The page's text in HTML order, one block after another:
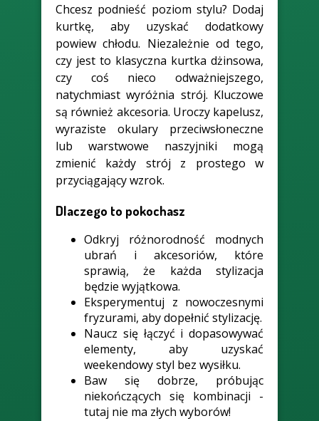
Chcesz podnieść poziom stylu? Dodaj
kurtkę, aby uzyskać dodatkowy
powiew chłodu. Niezależnie od tego,
czy jest to klasyczna kurtka dżinsowa,
czy coś nieco odważniejszego,
natychmiast wyróżnia strój. Kluczowe
są również akcesoria. Uroczy kapelusz,
wyraziste okulary przeciwsłoneczne
lub warstwowe naszyjniki mogą
zmienić każdy strój z prostego w
przyciągający wzrok.
Dlaczego to pokochasz
Odkryj różnorodność modnych
ubrań i akcesoriów, które
sprawią, że każda stylizacja
będzie wyjątkowa.
Eksperymentuj z nowoczesnymi
fryzurami, aby dopełnić stylizację.
Naucz się łączyć i dopasowywać
elementy, aby uzyskać
weekendowy styl bez wysiłku.
Baw się dobrze, próbując
niekończących się kombinacji -
tutaj nie ma złych wyborów!